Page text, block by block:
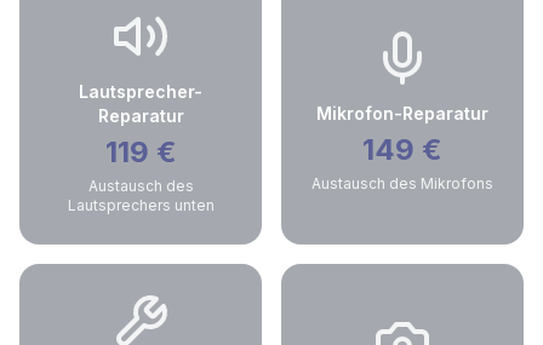
Lautsprecher-
Reparatur
119 €
Austausch des
Lautsprechers unten
Mikrofon-Reparatur
149 €
Austausch des Mikrofons